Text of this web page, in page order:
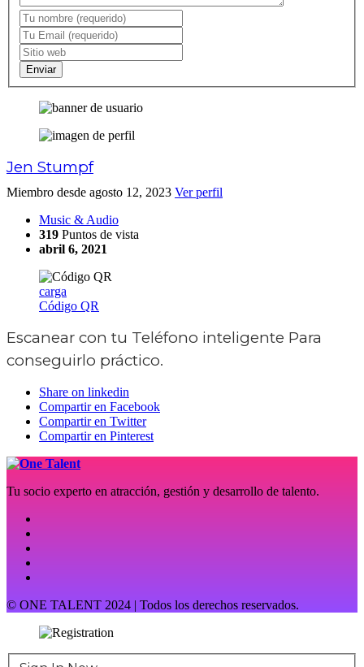
Enviar
Jen Stumpf
Miembro desde agosto 12, 2023 Ver perfil
Music & Audio
319 Puntos de vista
abril 6, 2021
carga
Código QR
Escanear con tu Teléfono inteligente Para
conseguirlo práctico.
Share on linkedin
Compartir en Facebook
Compartir en Twitter
Compartir en Pinterest
Tu socio experto en atracción, gestión y desarrollo de talento.
© ONE TALENT 2024 | Todos los derechos reservados.